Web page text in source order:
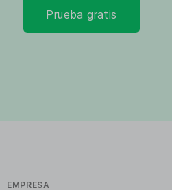
Prueba gratis
EMPRESA